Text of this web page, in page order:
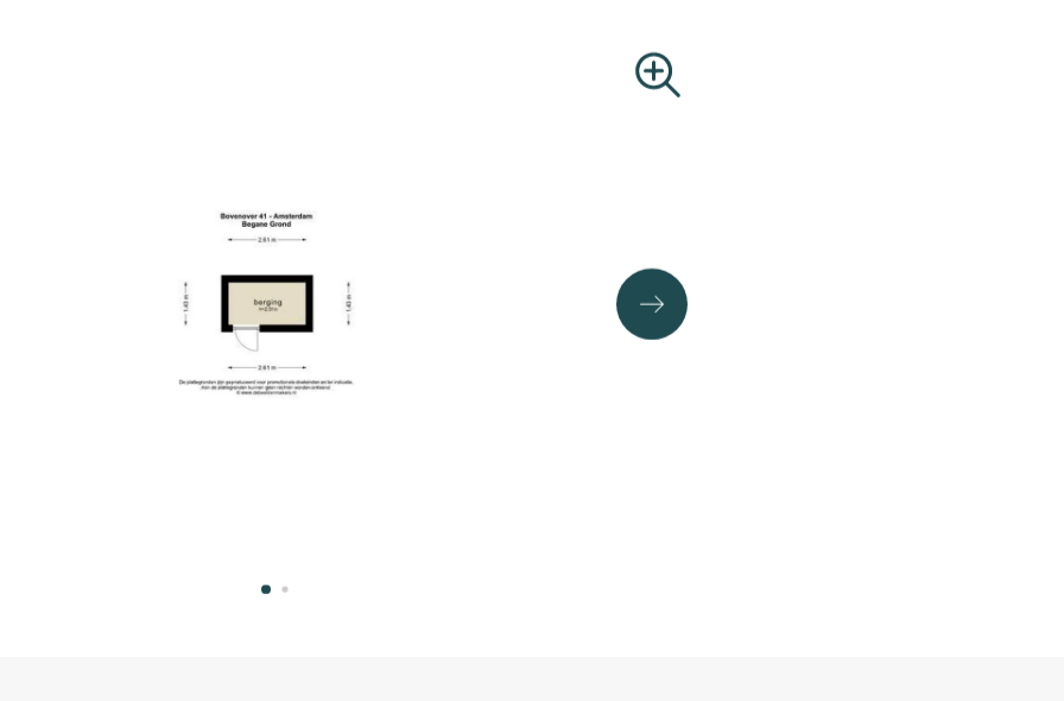
a mix between gallery and porch apartments
The buildings were designed in the 1960s
The current residents have attached great
upgrading and renewing the buildings, the
colors were kept intact as much as possible.
a unique character.
hall is the toilet with fountain to reach.